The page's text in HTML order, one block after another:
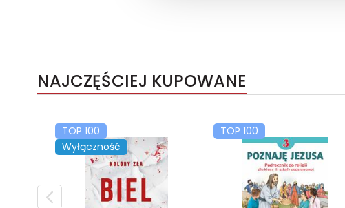
NAJCZĘŚCIEJ KUPOWANE
TOP 100
Wyłączność
TOP 100